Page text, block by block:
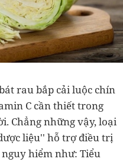
rau bắp cải luộc chín
C cần thiết trong
Chẳng những vậy, loại
liệu'' hỗ trợ điều trị
hiểm như: Tiểu